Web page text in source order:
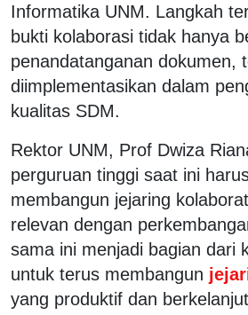
Informatika UNM. Langkah
bukti kolaborasi tidak hanya
penandatanganan dokumen,
diimplementasikan dalam
kualitas SDM.
Rektor UNM, Prof Dwiza
perguruan tinggi saat ini
membangun jejaring
relevan dengan
sama ini menjadi bagian dari
untuk terus membangun
yang produktif dan